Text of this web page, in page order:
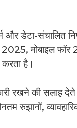
डेटा-संचालित
मोबाइल फॉर
करता है।
रखने की सलाह
रुझानों,